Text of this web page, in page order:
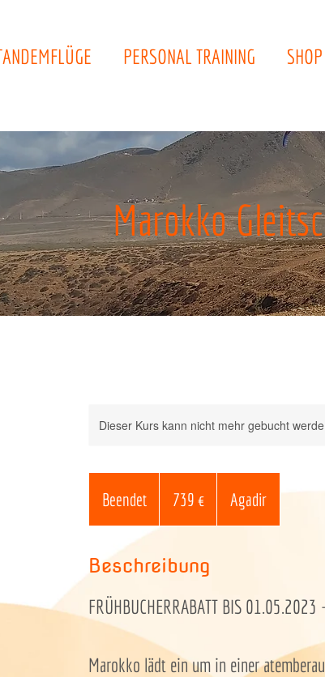
PERSONAL TRAINING SHOP
Marokko
Dieser Kurs kann nicht mehr gebucht
Beendet
e
n
d
t
739 € Agadir
Beschreibung
FRÜHBUCHERRABATT BIS
Marokko lädt ein um in einer